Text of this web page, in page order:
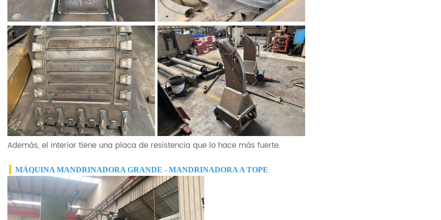
Además, el interior tiene una placa de resistencia que lo hace más fuerte.
MÁQUINA MANDRINADORA GRANDE - MANDRINADORA A TOPE